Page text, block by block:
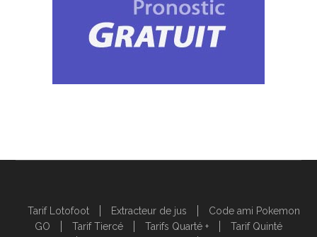
Tarif Lotofoot Extracteur de jus
Code ami Pokemon
GO
Tarif Tiercé Tarifs Quarté +
Tarif Quinté